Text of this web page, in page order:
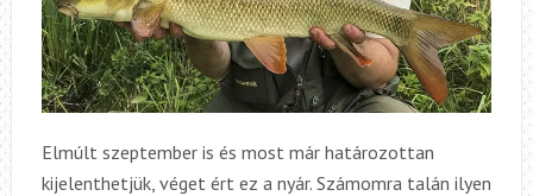
Elmúlt szeptember is és most már határozottan
kijelenthetjük, véget ért ez a nyár. Számomra talán ilyen